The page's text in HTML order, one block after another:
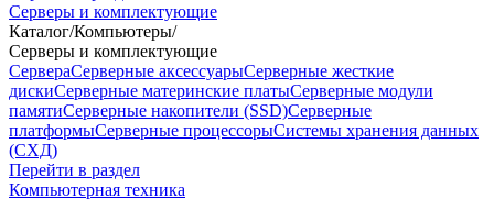
Серверы и комплектующие
Каталог/Компьютеры/
Серверы и комплектующие
СервераСерверные аксессуарыСерверные жесткие
дискиСерверные материнские платыСерверные модули
памятиСерверные накопители (SSD)Серверные
платформыСерверные процессорыСистемы хранения данных
(СХД)
Перейти в раздел
Компьютерная техника